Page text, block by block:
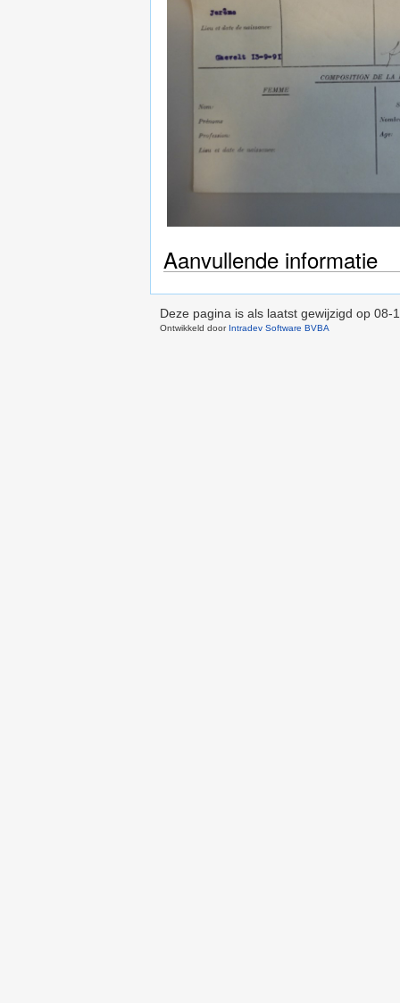
Aanvullende informatie
Deze pagina is als laatst gewijzigd op 08-
Ontwikkeld door Intradev Software BVBA